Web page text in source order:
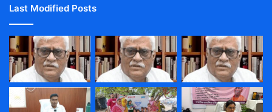
Last Modified Posts